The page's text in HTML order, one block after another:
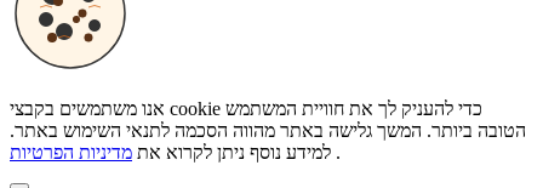
אנו משתמשים בקבצי cookie כדי להעניק לך את חוויית המשתמש
הטובה ביותר. המשך גלישה באתר מהווה הסכמה לתנאי השימוש באתר.
למידע נוסף ניתן לקרוא את מדיניות הפרטיות .